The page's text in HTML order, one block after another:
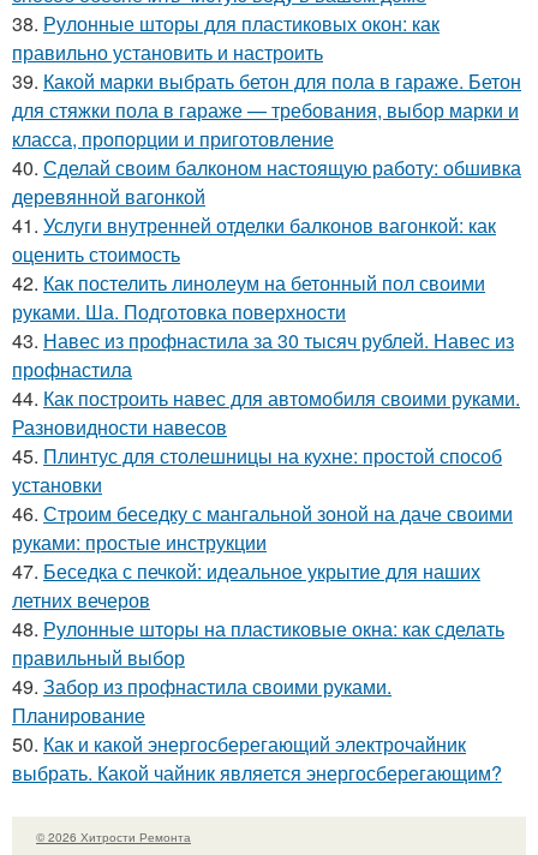
38. Рулонные шторы для пластиковых окон: как
правильно установить и настроить
39. Какой марки выбрать бетон для пола в гараже. Бетон
для стяжки пола в гараже — требования, выбор марки и
класса, пропорции и приготовление
40. Сделай своим балконом настоящую работу: обшивка
деревянной вагонкой
41. Услуги внутренней отделки балконов вагонкой: как
оценить стоимость
42. Как постелить линолеум на бетонный пол своими
руками. Ша. Подготовка поверхности
43. Навес из профнастила за 30 тысяч рублей. Навес из
профнастила
44. Как построить навес для автомобиля своими руками.
Разновидности навесов
45. Плинтус для столешницы на кухне: простой способ
установки
46. Строим беседку с мангальной зоной на даче своими
руками: простые инструкции
47. Беседка с печкой: идеальное укрытие для наших
летних вечеров
48. Рулонные шторы на пластиковые окна: как сделать
правильный выбор
49. Забор из профнастила своими руками.
Планирование
50. Как и какой энергосберегающий электрочайник
выбрать. Какой чайник является энергосберегающим?
© 2026 Хитрости Ремонта